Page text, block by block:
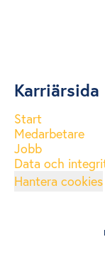
Karriärsida
Start
Medarbetare
Jobb
Data och
Hantera cookies